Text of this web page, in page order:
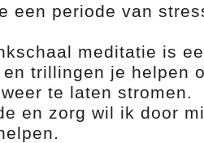
een periode van
meditatie is
en trillingen je helpen
te laten stromen.
en zorg wil ik door